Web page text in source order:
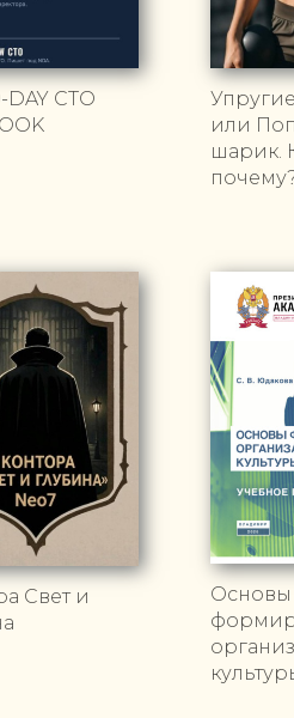
DAY CTO
или
шарик.
Свет и
Основы